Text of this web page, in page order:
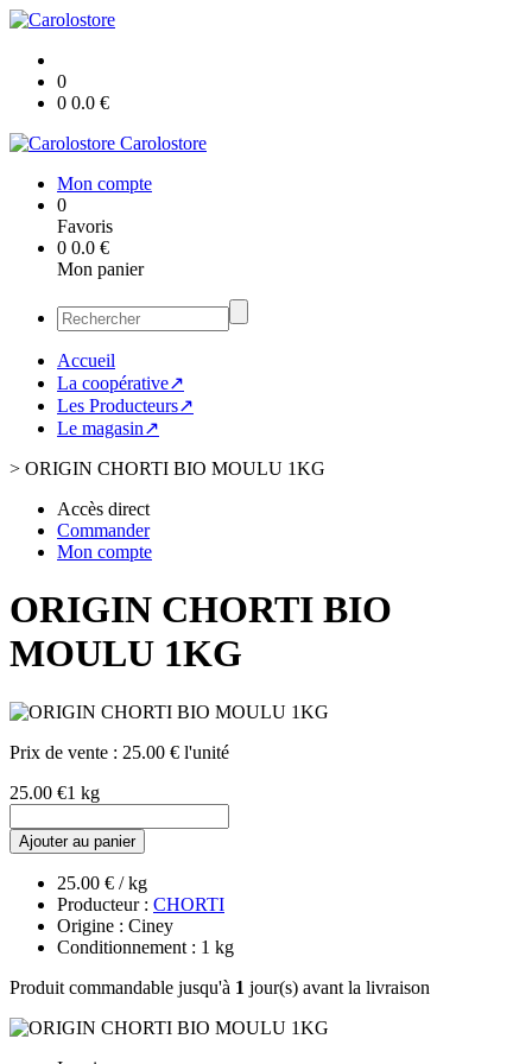
0
0 0.0 €
Carolostore
Mon compte
0
Favoris
0 0.0 €
Mon panier
Accueil
La coopérative↗
Les Producteurs↗
Le magasin↗
> ORIGIN CHORTI BIO MOULU 1KG
Accès direct
Commander
Mon compte
ORIGIN CHORTI BIO
MOULU 1KG
Prix de vente : 25.00 € l'unité
25.00 €1 kg
Ajouter au panier
25.00 € / kg
Producteur : CHORTI
Origine : Ciney
Conditionnement : 1 kg
Produit commandable jusqu'à 1 jour(s) avant la livraison